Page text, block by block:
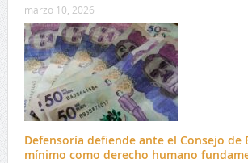
marzo 10, 2026
Defensoría defiende ante el Consejo de
mínimo como derecho humano